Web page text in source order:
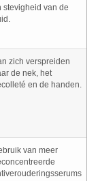
stevigheid van de
zich verspreiden
de nek, het
en de handen.
van meer